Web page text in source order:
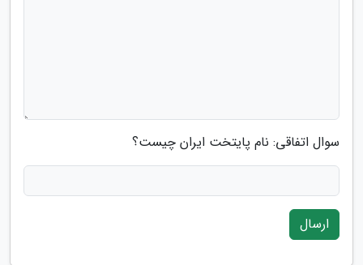
سوال اتفاقی: نام پایتخت ایران چیست؟
ارسال